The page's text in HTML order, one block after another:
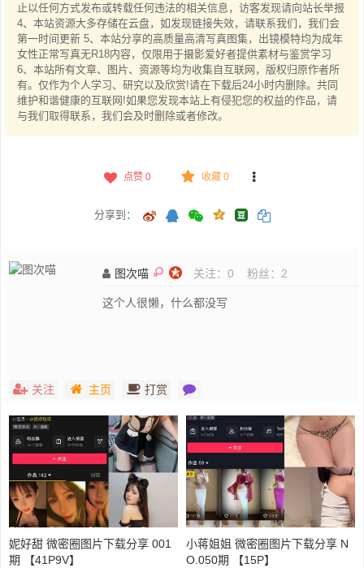
止以任何方式发布或转载任何违法的相关信息，访客发现请向站长举报
4、本站资源大多存储在云盘，如发现链接失效，请联系我们，我们会
第一时间更新 5、本站分享的高质量高清写真图集，出镜模特均为成年
女性正常写真无R18内容，仅限用于摄影爱好者提供素材与鉴赏学习
6、本站所有文章、图片、资源等均为收集自互联网，版权归原作者所
有。仅作为个人学习、研究以及欣赏!请在下载后24小时内删除。共同
维护和谐健康的互联网!如果您发现本站上有侵犯您的权益的作品，请
与我们取得联系，我们会及时删除或者修改。
点赞 0 收藏 0
分享到：
图次喵 关注： 0 粉丝： 2
这个人很懒，什么都没写
关注 主页 打赏
妮好甜 微密圈图片下载分享 001
期 【41P9V】
小蒋姐姐 微密圈图片下载分享 N
O.050期 【15P】